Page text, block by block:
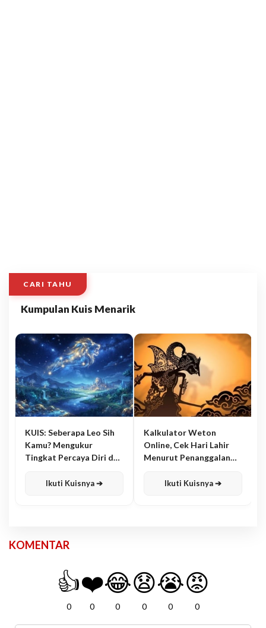
CARI TAHU
Kumpulan Kuis Menarik
KUIS: Seberapa Leo Sih
Kamu? Mengukur
Tingkat Percaya Diri dan
Ikuti Kuisnya ➔
Kalkulator Weton
Online, Cek Hari Lahir
Menurut Penanggalan
Ikuti Kuisnya ➔
KOMENTAR
👍
0
❤️
0
😂
0
😧
0
😭
0
😡
0